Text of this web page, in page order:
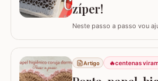
zíper!
Neste passo a passo vou
fechar. Ela é toda feita
vamos abrir mão da
precisar lavar. Utilizei o fio
Círculo Produtos. Fio
Artigo 🔥centenas